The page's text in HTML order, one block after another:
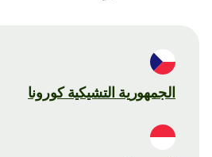
الجمهورية التشيكية كورونا